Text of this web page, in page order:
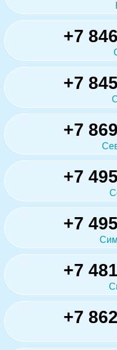
+7
+7
+7
+7
+7
+7
+7